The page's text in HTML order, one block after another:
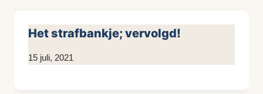
Het strafbankje; vervolgd!
Door
15 juli, 2021